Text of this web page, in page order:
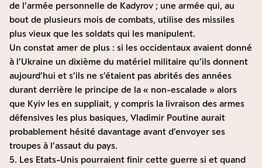
de l’armée personnelle de Kadyrov ; une armée qui, au
bout de plusieurs mois de combats, utilise des missiles
plus vieux que les soldats qui les manipulent.
Un constat amer de plus : si les occidentaux avaient donné
à l’Ukraine un dixième du matériel militaire qu’ils donnent
aujourd’hui et s’ils ne s’étaient pas abrités des années
durant derrière le principe de la « non-escalade » alors
que Kyiv les en suppliait, y compris la livraison des armes
défensives les plus basiques, Vladimir Poutine aurait
probablement hésité davantage avant d’envoyer ses
troupes à l’assaut du pays.
5. Les Etats-Unis pourraient finir cette guerre si et quand